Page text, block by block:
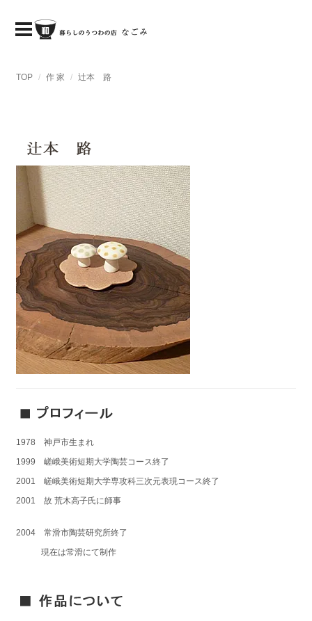
TOP 作 家 辻本 路
1978 神戸市生まれ
1999 嵯峨美術短期大学陶芸コース終了
2001 嵯峨美術短期大学専攻科三次元表現コース終了
2001 故 荒木高子氏に師事
2004 常滑市陶芸研究所終了
現在は常滑にて制作